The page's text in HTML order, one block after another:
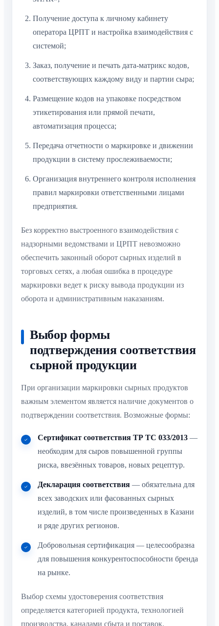
Получение доступа к личному кабинету
оператора ЦРПТ и настройка взаимодействия с
системой;
Заказ, получение и печать дата-матрикс кодов,
соответствующих каждому виду и партии сыра;
Размещение кодов на упаковке посредством
этикетирования или прямой печати,
автоматизация процесса;
Передача отчетности о маркировке и движении
продукции в систему прослеживаемости;
Организация внутреннего контроля исполнения
правил маркировки ответственными лицами
предприятия.
Без корректно выстроенного взаимодействия с
надзорными ведомствами и ЦРПТ невозможно
обеспечить законный оборот сырных изделий в
торговых сетях, а любая ошибка в процедуре
маркировки ведет к риску вывода продукции из
оборота и административным наказаниям.
Выбор формы
подтверждения соответствия
сырной продукции
При организации маркировки сырных продуктов
важным элементом является наличие документов о
подтверждении соответствия. Возможные формы:
Сертификат соответствия ТР ТС 033/2013 —
необходим для сыров повышенной группы
риска, ввезённых товаров, новых рецептур.
Декларация соответствия — обязательна для
всех заводских или фасованных сырных
изделий, в том числе произведенных в Казани
и ряде других регионов.
Добровольная сертификация — целесообразна
для повышения конкурентоспособности бренда
на рынке.
Выбор схемы удостоверения соответствия
определяется категорией продукта, технологией
производства, каналами сбыта и поставок.